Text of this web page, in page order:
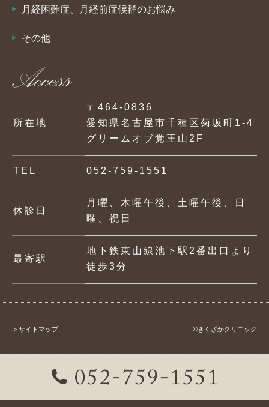
月経困難症、月経前症候群のお悩み
その他
所在地
〒464-0836
愛知県名古屋市千種区菊坂町1-4
グリームオブ覚王山2F
TEL 052-759-1551
休診日
月曜、木曜午後、土曜午後、日
曜、祝日
最寄駅
地下鉄東山線池下駅2番出口より
徒歩3分
＞サイトマップ ©きくざかクリニック